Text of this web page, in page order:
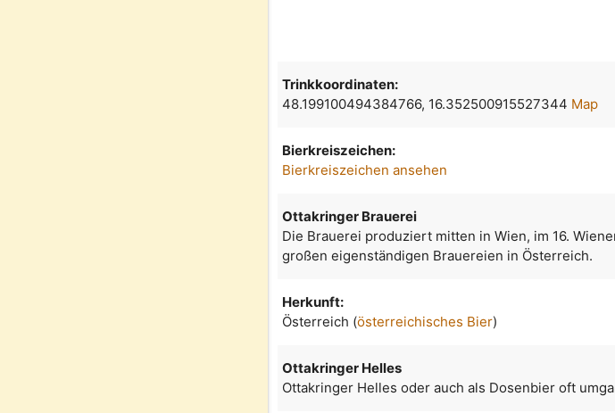
Trinkkoordinaten:
48.199100494384766, 16.352500915527344 Map
Bierkreiszeichen:
Bierkreiszeichen ansehen
Ottakringer Brauerei
Die Brauerei produziert mitten in Wien, im 16.
großen eigenständigen Brauereien in Österreich.
Herkunft:
Österreich (österreichisches Bier)
Ottakringer Helles
Ottakringer Helles oder auch als Dosenbier oft